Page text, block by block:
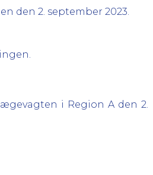
den 2. september 2023.
i Region A den 2.